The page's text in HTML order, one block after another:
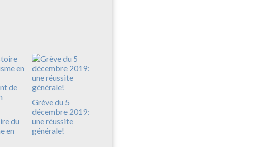
du
en
Grève du 5
décembre 2019:
une réussite
générale!